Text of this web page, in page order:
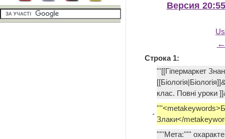
Версия
Строка 1:
'''[[Гіпермаркет
клас. Повні уроки
-
Злаки</
'''''Мета:'''''